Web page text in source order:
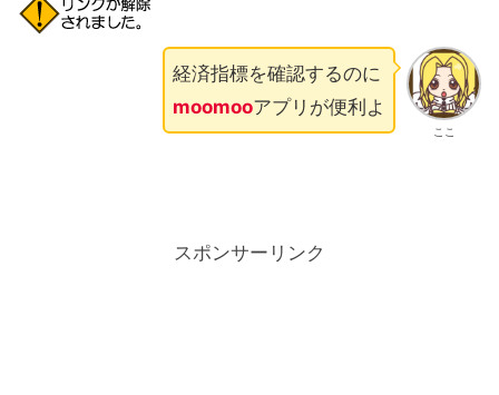
ここ
経済指標を確認するのに
moomooアプリが便利よ
スポンサーリンク